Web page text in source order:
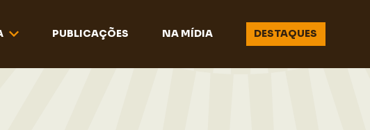
PUBLICAÇÕES NA MÍDIA DESTAQUES